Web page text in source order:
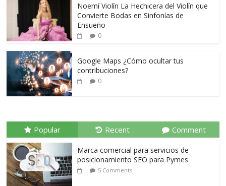
Noemí Violín La Hechicera del Violín que
Convierte Bodas en Sinfonías de
Ensueño
0
Google Maps ¿Cómo ocultar tus
contribuciones?
0
Popular Recent Comment
Marca comercial para servicios de
posicionamiento SEO para Pymes
5 Comments